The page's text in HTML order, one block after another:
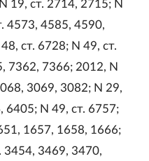
19, ст. 2714, 2715; N
4573, 4585, 4590,
ст. 6728; N 49, ст.
7362, 7366; 2012, N
3069, 3082; N 29,
6405; N 49, ст. 6757;
1657, 1658, 1666;
3454, 3469, 3470,